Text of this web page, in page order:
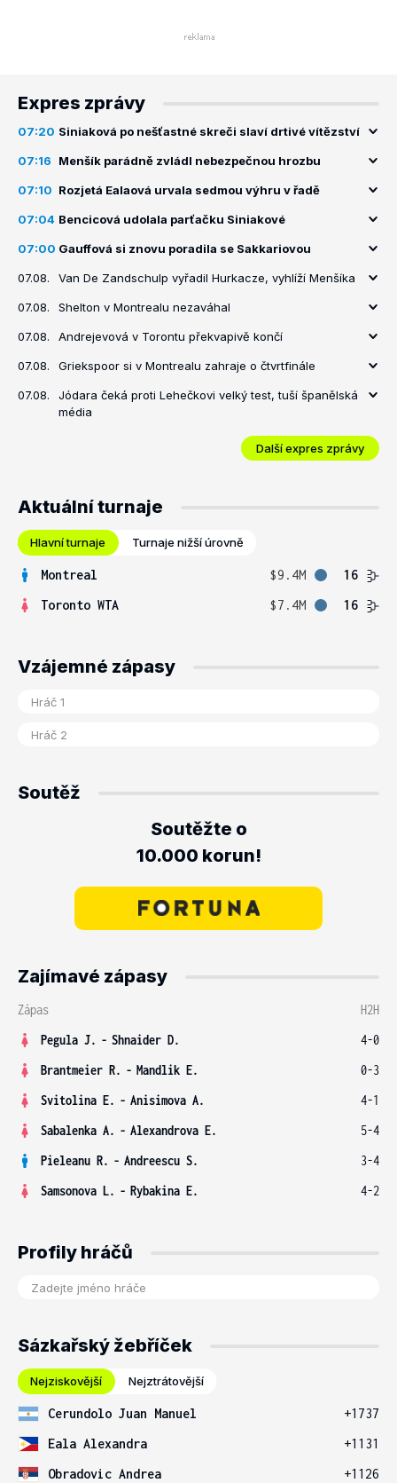
Expres zprávy
07:20 Siniaková po nešťastné skreči slaví drtivé vítězství
07:16 Menšík parádně zvládl nebezpečnou hrozbu
07:10 Rozjetá Ealaová urvala sedmou výhru v řadě
07:04 Bencicová udolala parťačku Siniakové
07:00 Gauffová si znovu poradila se Sakkariovou
07.08. Van De Zandschulp vyřadil Hurkacze, vyhlíží Menšíka
07.08. Shelton v Montrealu nezaváhal
07.08. Andrejevová v Torontu překvapivě končí
07.08. Griekspoor si v Montrealu zahraje o čtvrtfinále
07.08.
Jódara čeká proti Lehečkovi velký test, tuší španělská
média
Další expres zprávy
Aktuální turnaje
Hlavní turnaje Turnaje nižší úrovně
Montreal $9.4M
16
Toronto WTA
$7.4M 16
Vzájemné zápasy
Soutěž
Soutěžte o
10.000 korun!
Zajímavé zápasy
Zápas
H2H
Pegula J. - Shnaider D.
4-0
Brantmeier R. - Mandlik E.
0-3
Svitolina E. - Anisimova A.
4-1
Sabalenka A. - Alexandrova E.
5-4
Pieleanu R. - Andreescu S.
3-4
Samsonova L. - Rybakina E. 4-2
Profily hráčů
Sázkařský žebříček
Nejziskovější Nejztrátovější
Cerundolo Juan Manuel
+1737
Eala Alexandra
+1131
Obradovic Andrea
+1126